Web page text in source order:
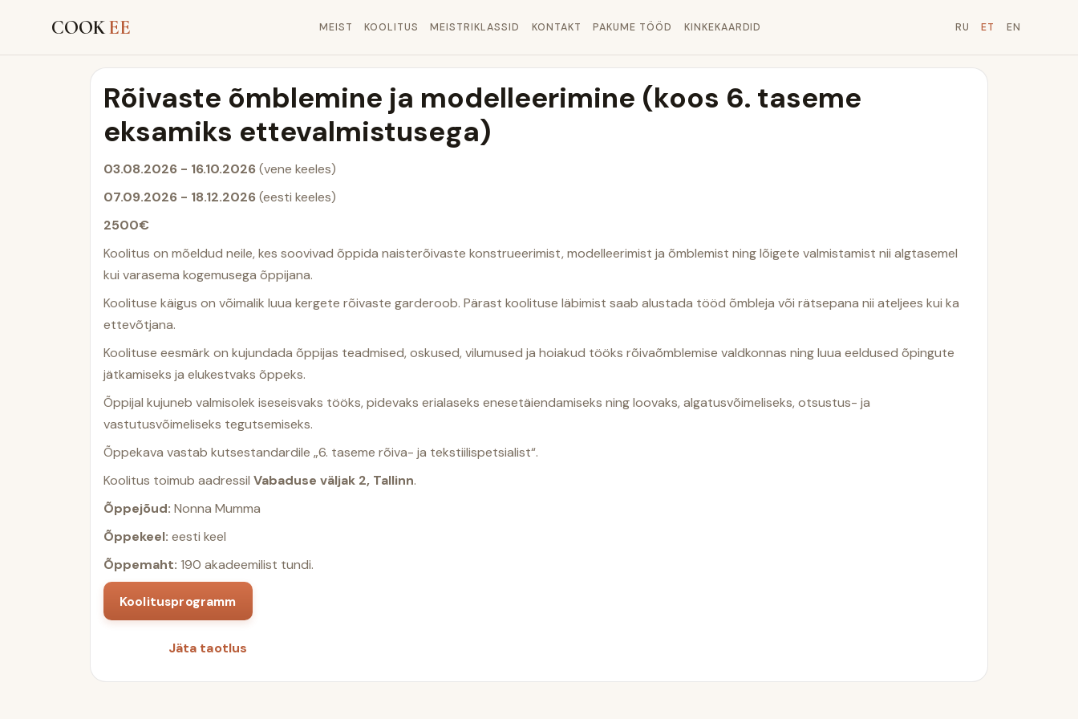
COOKEE MEIST KOOLITUS MEISTRIKLASSID KONTAKT PAKUME TÖÖD KINKEKAARDID RU ET EN
Rõivaste õmblemine ja modelleerimine (koos 6. taseme
eksamiks ettevalmistusega)
03.08.2026 - 16.10.2026(vene keeles)
07.09.2026 - 18.12.2026(eesti keeles)
2500€
Koolitus on mõeldud neile, kes soovivad õppida naisterõivaste konstrueerimist, modelleerimist ja õmblemist ning lõigete valmistamist nii algtasemel
kui varasema kogemusega õppijana.
Koolituse käigus on võimalik luua kergete rõivaste garderoob. Pärast koolituse läbimist saab alustada tööd õmbleja või rätsepana nii ateljees kui ka
ettevõtjana.
Koolituse eesmärk on kujundada õppijas teadmised, oskused, vilumused ja hoiakud tööks rõivaõmblemise valdkonnas ning luua eeldused õpingute
jätkamiseks ja elukestvaks õppeks.
Õppijal kujuneb valmisolek iseseisvaks tööks, pidevaks erialaseks enesetäiendamiseks ning loovaks, algatusvõimeliseks, otsustus- ja
vastutusvõimeliseks tegutsemiseks.
Õppekava vastab kutsestandardile „6. taseme rõiva- ja tekstiilispetsialist“.
Koolitus toimub aadressil Vabaduse väljak 2, Tallinn.
Õppejõud: Nonna Mumma
Õppekeel: eesti keel
Õppemaht: 190 akadeemilist tundi.
Koolitusprogramm
Jäta taotlus